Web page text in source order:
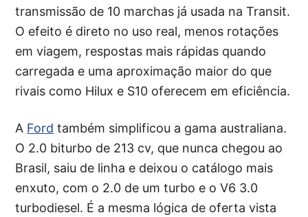
transmissão de 10 marchas já usada na Transit.
O efeito é direto no uso real, menos rotações
em viagem, respostas mais rápidas quando
carregada e uma aproximação maior do que
rivais como Hilux e S10 oferecem em eficiência.
A Ford também simplificou a gama australiana.
O 2.0 biturbo de 213 cv, que nunca chegou ao
Brasil, saiu de linha e deixou o catálogo mais
enxuto, com o 2.0 de um turbo e o V6 3.0
turbodiesel. É a mesma lógica de oferta vista